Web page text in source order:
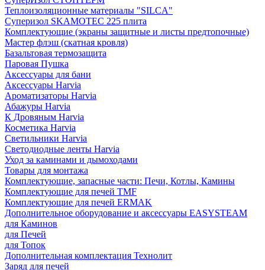
Теплоизоляционные материалы "SILCA"
Суперизол SKAMOTEC 225 плита
Комплектующие (экраны защитные и листы предтопочные)
Мастер флэш (скатная кровля)
Базальтовая термозащита
Паровая Пушка
Аксессуары для бани
Аксессуары Harvia
Ароматизаторы Harvia
Абажуры Harvia
К Дровяным Harvia
Косметика Harvia
Светильники Harvia
Светодиодные ленты Harvia
Уход за каминами и дымоходами
Товары для монтажа
Комплектующие, запасные части: Печи, Котлы, Камины
Комплектующие для печей TMF
Комплектующие для печей ERMAK
Дополнительное оборудование и аксессуары EASYSTEAM
для Каминов
для Печей
для Топок
Дополнительная комплектация Технолит
Заряд для печей